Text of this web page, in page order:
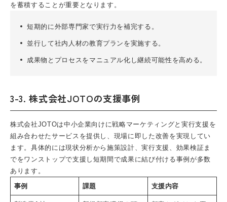
を蓄積することが重要となります。
短期的に外部専門家で実行力を補完する。
並行して社内人材の教育プランを実施する。
成果物とプロセスをマニュアル化し継続可能性を高める。
3-3. 株式会社JOTOの支援事例
株式会社JOTOは中小企業向けに戦略マーケティングと実行支援を
組み合わせたサービスを提供し、現場に即した改善を実現してい
ます。具体的には現状分析から施策設計、実行支援、効果検証ま
でをワンストップで支援し短期間で成果に結び付ける事例が多数
あります。
事例
課題 支援内容